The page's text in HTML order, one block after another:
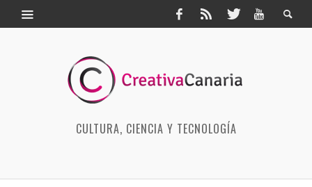
CULTURA, CIENCIA Y TECNOLOGÍA